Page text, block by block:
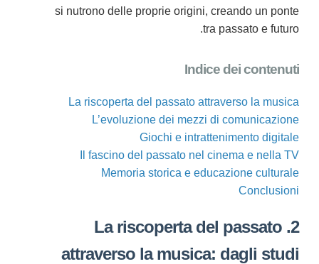
si nutrono delle proprie origini, creando un ponte
tra passato e futuro.
Indice dei contenuti
La riscoperta del passato attraverso la musica
L’evoluzione dei mezzi di comunicazione
Giochi e intrattenimento digitale
Il fascino del passato nel cinema e nella TV
Memoria storica e educazione culturale
Conclusioni
2. La riscoperta del passato
attraverso la musica: dagli studi